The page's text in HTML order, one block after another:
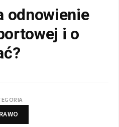
odnowienie
i o